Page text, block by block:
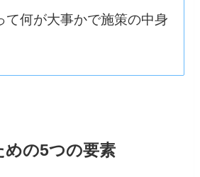
て何が大事かで施策の中身
めの5つの要素